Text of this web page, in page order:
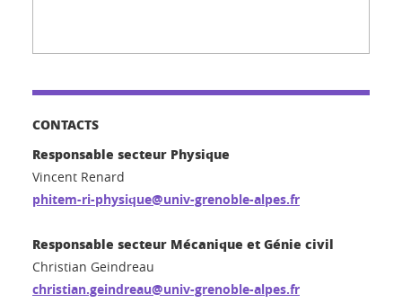
CONTACTS
Responsable secteur Physique
Vincent Renard
phitem-ri-physique@univ-grenoble-alpes.fr
Responsable secteur Mécanique et Génie civil
Christian Geindreau
christian.geindreau@univ-grenoble-alpes.fr